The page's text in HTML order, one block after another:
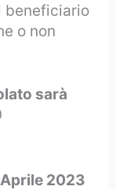
beneficiario
o non
sarà
2023